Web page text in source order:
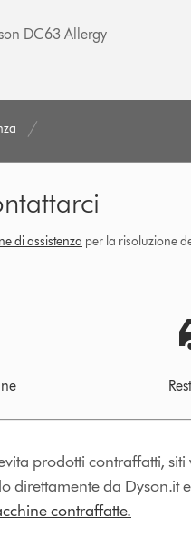
DC63 Allergy
di assistenza per la risoluzione
prodotti contraffatti,
direttamente da Dyson.it
contraffatte.